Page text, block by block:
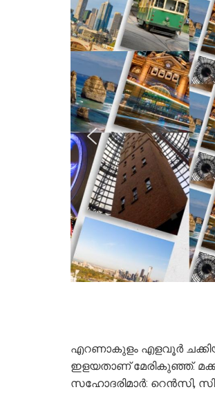
എറണാകുളം എളവൂർ
ഇളയതാണ് മേരികുഞ്ഞ്.
സഹോദരിമാർ: റെൻസി,